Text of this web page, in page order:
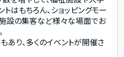
はもちろん、ショッピングモー
設の集客など様々な場面でお
り、多くのイベントが開催さ